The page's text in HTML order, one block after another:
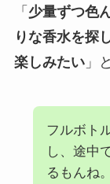
「 少量ずつ色
りな香水を探
楽しみたい」
フルボト
し、途中
るもんね。